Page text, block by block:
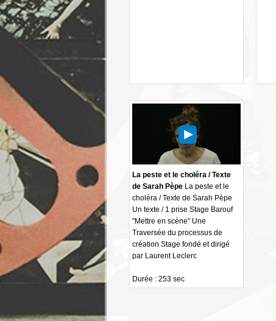
La peste et le choléra / Texte
de Sarah Pèpe La peste et le
choléra / Texte de Sarah Pèpe
Un texte / 1 prise Stage Barouf
"Mettre en scène" Une
Traversée du processus de
création Stage fondé et dirigé
par Laurent Leclerc
Durée : 253 sec